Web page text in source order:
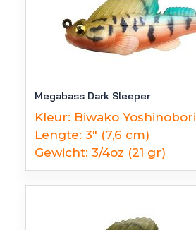
Megabass Dark Sleeper
Kleur: Biwako Yoshinobori
Lengte: 3" (7,6 cm)
Gewicht: 3/4oz (21 gr)